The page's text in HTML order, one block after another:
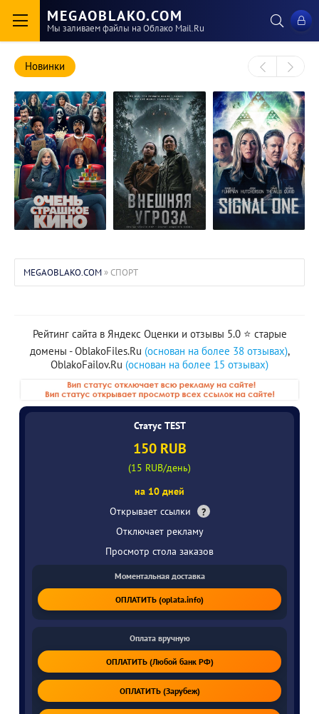
MEGAOBLAKO.COM
Мы заливаем файлы на Облако Mail.Ru
Новинки
Movie
(2026/WEB-
MEGAOBLAKO.COM» СПОРТ
Рейтинг сайта в Яндекс Оценки и отзывы 5.0 ⭐️ старые
домены - OblakoFiles.Ru (основан на более 38 отзывах),
OblakoFailov.Ru (основан на более 15 отзывах)
Статус TEST
150 RUB
(15 RUB/день)
на 10 дней
Открывает ссылки
?
Отключает рекламу
Просмотр стола заказов
Моментальная доставка
ОПЛАТИТЬ (oplata.info)
Оплата вручную
ОПЛАТИТЬ (Любой банк РФ)
ОПЛАТИТЬ (Зарубеж)